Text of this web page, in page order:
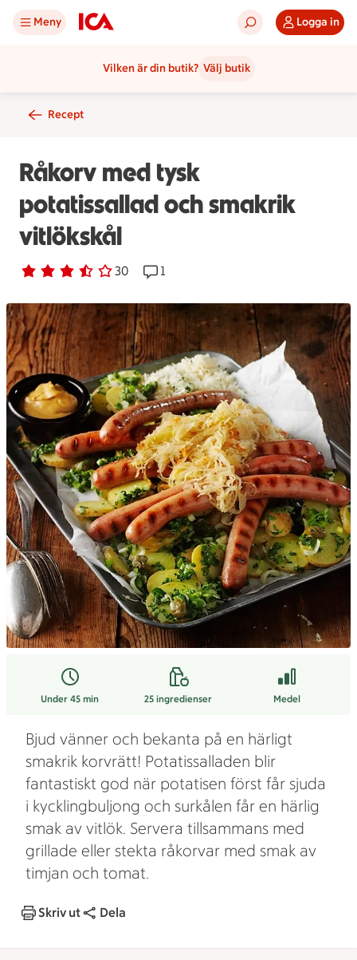
Meny Logga in
Vilken är din butik? Välj butik
Recept
Råkorv med tysk
potatissallad och smakrik
vitlökskål
Betyg 3.5 av 5. 30
30 personer har röstatReceptet har 1 kommentarer
1
Under 45 min 25ingredienser Medel
Bjud vänner och bekanta på en härligt
smakrik korvrätt! Potatissalladen blir
fantastiskt god när potatisen först får sjuda
i kycklingbuljong och surkålen får en härlig
smak av vitlök. Servera tillsammans med
grillade eller stekta råkorvar med smak av
timjan och tomat.
Skriv ut Dela